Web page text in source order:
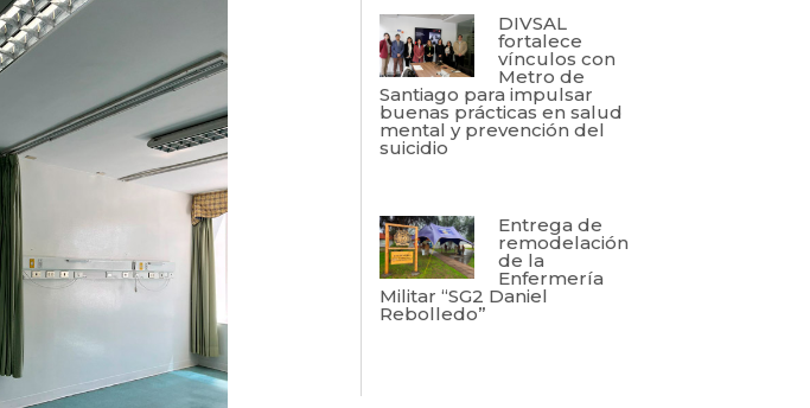
DIVSAL
fortalece
vínculos con
Metro de
Santiago para impulsar
buenas prácticas en salud
mental y prevención del
suicidio
Entrega de
remodelación
de la
Enfermería
Militar “SG2 Daniel
Rebolledo”